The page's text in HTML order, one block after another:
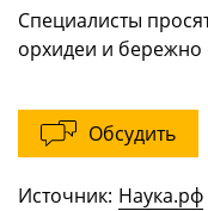
Специалисты
орхидеи и бережно
Обсудить
Источник: Наука.рф